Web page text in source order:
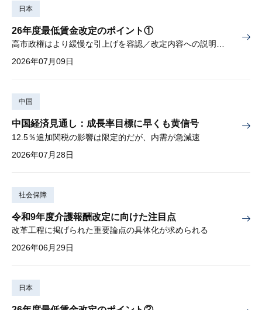
日本
26年度最低賃金改定のポイント①
高市政権はより緩慢な引上げを容認／改定内容への説明責任が焦点
2026年07月09日
中国
中国経済見通し：成長率目標に早くも黄信号
12.5％追加関税の影響は限定的だが、内需が急減速
2026年07月28日
社会保障
令和9年度介護報酬改定に向けた注目点
改革工程に掲げられた重要論点の具体化が求められる
2026年06月29日
日本